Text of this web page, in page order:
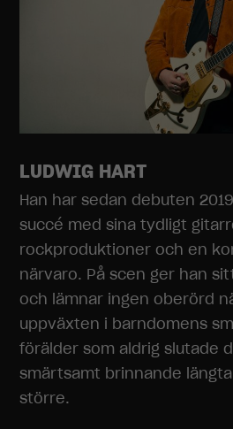
LUDWIG HART
Han har sedan debuten
succé med sina tydligt
rockproduktioner och en
närvaro. På scen ger han
och lämnar ingen oberörd
uppväxten i barndomens
förälder som aldrig slutade
smärtsamt brinnande
större.